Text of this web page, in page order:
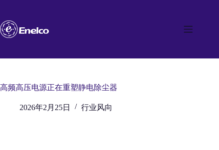
内
容
高频高压电源正在重塑静电除尘器
2026年2月25日 行业风向